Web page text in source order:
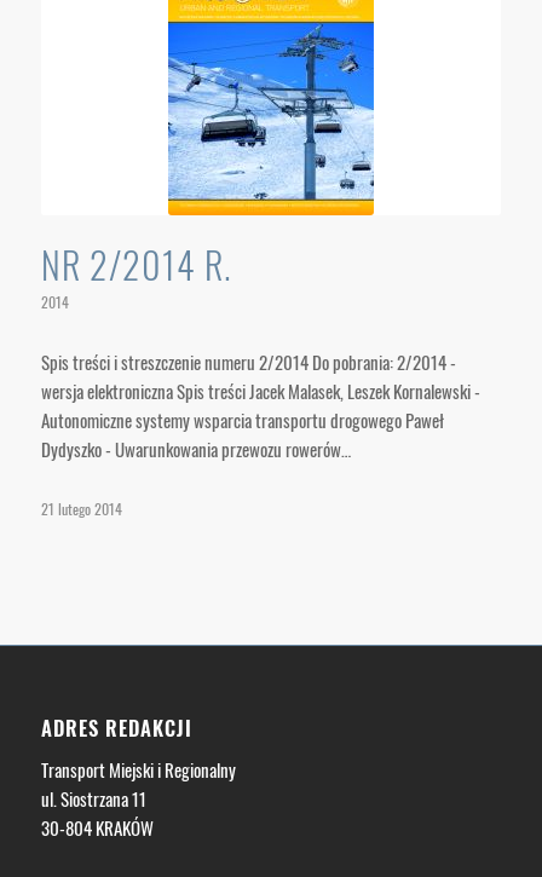
NR 2/2014 R.
2014
Spis treści i streszczenie numeru 2/2014 Do pobrania: 2/2014 -
wersja elektroniczna Spis treści Jacek Malasek, Leszek Kornalewski -
Autonomiczne systemy wsparcia transportu drogowego Paweł
Dydyszko - Uwarunkowania przewozu rowerów…
21 lutego 2014
ADRES REDAKCJI
Transport Miejski i Regionalny
ul. Siostrzana 11
30-804 KRAKÓW